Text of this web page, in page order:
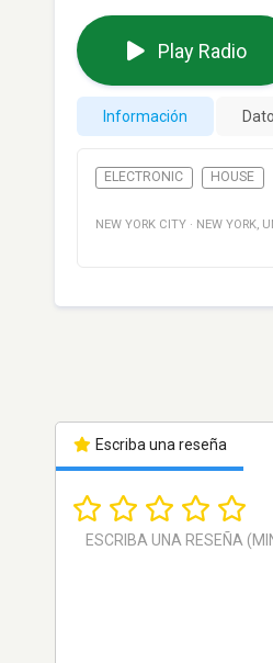
Play Radio
Información
ELECTRONIC HOUSE
NEW YORK CITY · NEW YORK,
Escriba una reseña